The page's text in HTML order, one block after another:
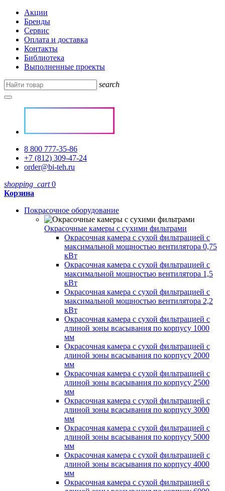
Акции
Бренды
Сервис
Оплата и доставка
Контакты
Библиотека
Выполненные проекты
search
8 800 777-35-86
+7 (812) 309-47-24
order@bi-teh.ru
shopping_cart 0
Корзина
Покрасочное оборудование
Окрасочные камеры с сухими фильтрами
Окрасочная камера с сухой фильтрацией с
максимальной мощностью вентилятора 0,75
кВт
Окрасочная камера с сухой фильтрацией с
максимальной мощностью вентилятора 1,5
кВт
Окрасочная камера с сухой фильтрацией с
максимальной мощностью вентилятора 2,2
кВт
Окрасочная камера с сухой фильтрацией с
длиной зоны всасывания по корпусу 1000
мм
Окрасочная камера с сухой фильтрацией с
длиной зоны всасывания по корпусу 2000
мм
Окрасочная камера с сухой фильтрацией с
длиной зоны всасывания по корпусу 2500
мм
Окрасочная камера с сухой фильтрацией с
длиной зоны всасывания по корпусу 3000
мм
Окрасочная камера с сухой фильтрацией с
длиной зоны всасывания по корпусу 5000
мм
Окрасочная камера с сухой фильтрацией с
длиной зоны всасывания по корпусу 4000
мм
Окрасочная камера с сухой фильтрацией с